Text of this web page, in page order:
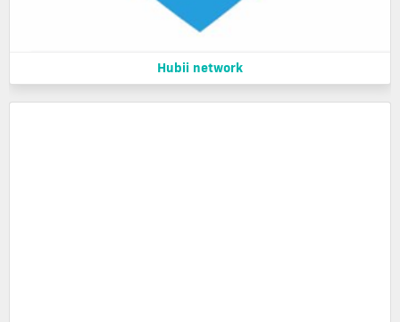
Hubii network